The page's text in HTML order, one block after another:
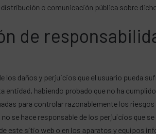
o comunicación pública sobre
de
los daños y perjuicios que el usuario pueda
entidad, habiendo probado que no ha
para controlar razonablemente los
se hace responsable de los perjuicios que
este sitio web o en los aparatos y equipos